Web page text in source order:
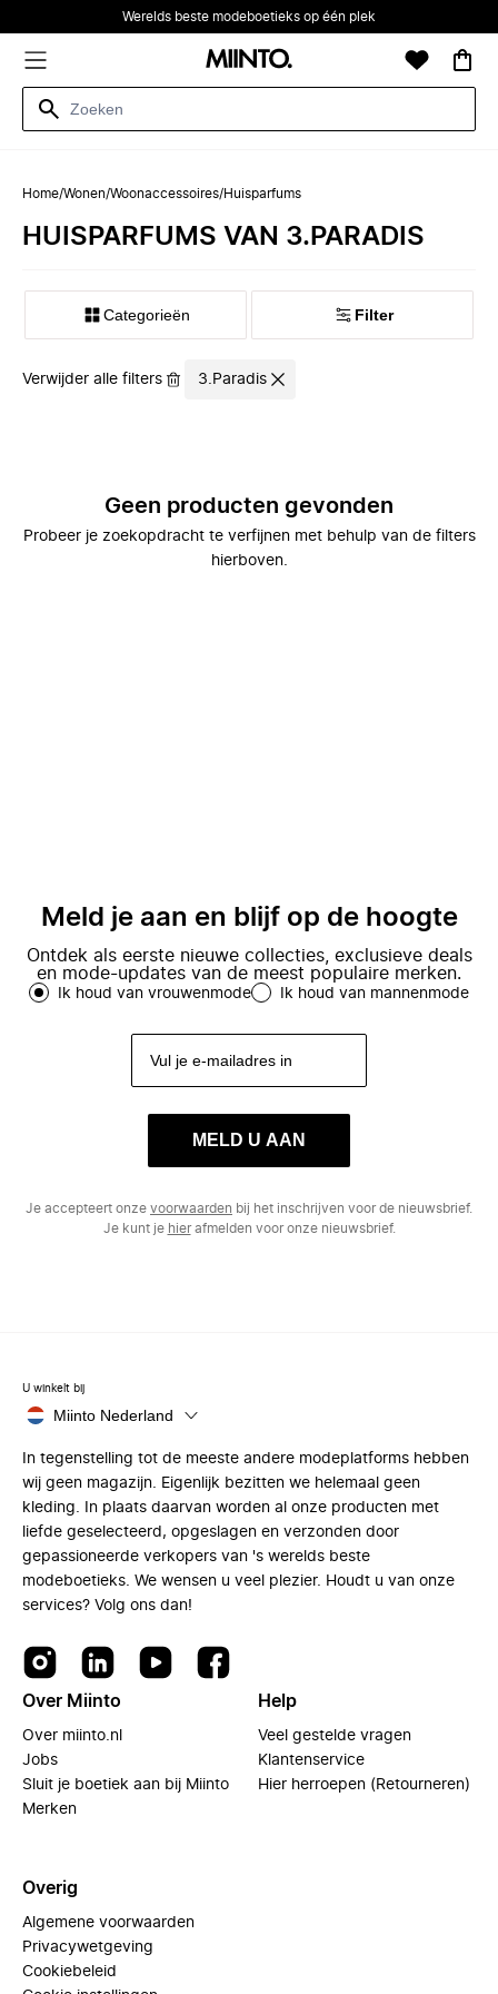
Werelds beste modeboetieks op één plek
Home/Wonen/Woonaccessoires/Huisparfums
HUISPARFUMS VAN 3.PARADIS
Categorieën Filter
Verwijder alle filters 3.Paradis
Geen producten gevonden
Probeer je zoekopdracht te verfijnen met behulp van de filters
hierboven.
Meld je aan en blijf op de hoogte
Ontdek als eerste nieuwe collecties, exclusieve deals
en mode-updates van de meest populaire merken.
Ik houd van vrouwenmode Ik houd van mannenmode
MELD U AAN
Je accepteert onze voorwaarden bij het inschrijven voor de nieuwsbrief.
Je kunt je hierafmelden voor onze nieuwsbrief.
U winkelt bij
Miinto Nederland
In tegenstelling tot de meeste andere modeplatforms hebben
wij geen magazijn. Eigenlijk bezitten we helemaal geen
kleding. In plaats daarvan worden al onze producten met
liefde geselecteerd, opgeslagen en verzonden door
gepassioneerde verkopers van 's werelds beste
modeboetieks. We wensen u veel plezier. Houdt u van onze
services? Volg ons dan!
Over Miinto
Over miinto.nl
Jobs
Sluit je boetiek aan bij Miinto
Merken
Help
Veel gestelde vragen
Klantenservice
Hier herroepen (Retourneren)
Overig
Algemene voorwaarden
Privacywetgeving
Cookiebeleid